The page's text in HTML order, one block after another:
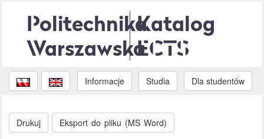
Politechnika
Warszawska
Katalog
ECTS
Informacje Studia Dla studentów
Drukuj Eksport do pliku (MS Word)